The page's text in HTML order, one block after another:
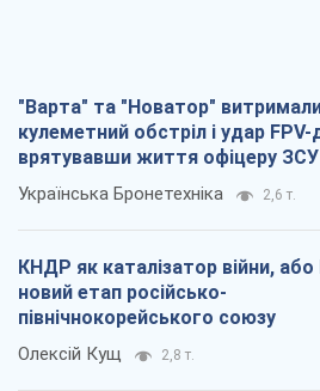
"Варта" та "Новатор"
кулеметний обстріл і удар
врятувавши життя офіцеру ЗСУ
Українська Бронетехніка 2,6 т.
КНДР як каталізатор війни,
новий етап російсько-
північнокорейського союзу
Олексій Кущ 2,8 т.